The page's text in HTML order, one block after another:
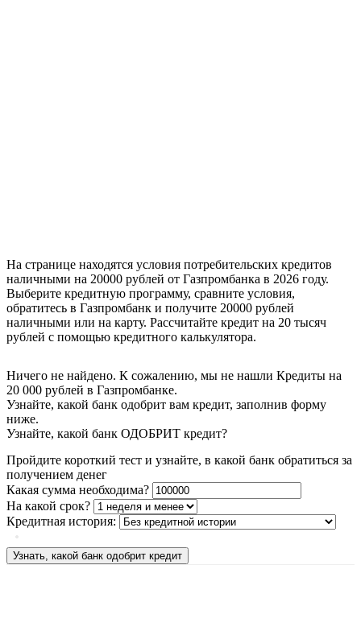
На странице находятся условия потребительских кредитов
наличными на 20000 рублей от Газпромбанка в 2026 году.
Выберите кредитную программу, сравните условия,
обратитесь в Газпромбанк и получите 20000 рублей
наличными или на карту. Рассчитайте кредит на 20 тысяч
рублей с помощью кредитного калькулятора.
Ничего не найдено. К сожалению, мы не нашли Кредиты на
20 000 рублей в Газпромбанке.
Узнайте, какой банк одобрит вам кредит, заполнив форму
ниже.
Узнайте, какой банк ОДОБРИТ кредит?
Пройдите короткий тест и узнайте, в какой банк обратиться за
получением денег
Какая сумма необходима?
На какой срок?
Кредитная история:
Узнать, какой банк одобрит кредит